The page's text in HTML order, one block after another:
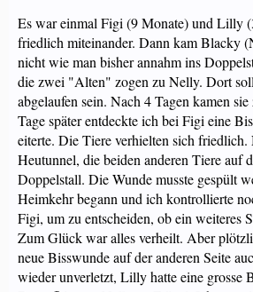
Es war einmal Figi (9 Monate) und Lilly
friedlich miteinander. Dann kam Blacky
nicht wie man bisher annahm ins
die zwei "Alten" zogen zu Nelly. Dort
abgelaufen sein. Nach 4 Tagen kamen
Tage später entdeckte ich bei Figi eine
eiterte. Die Tiere verhielten sich
Heutunnel, die beiden anderen Tiere auf
Doppelstall. Die Wunde musste gespült
Heimkehr begann und ich kontrollierte
Figi, um zu entscheiden, ob ein weiteres
Zum Glück war alles verheilt. Aber
neue Bisswunde auf der anderen Seite
wieder unverletzt, Lilly hatte eine grosse